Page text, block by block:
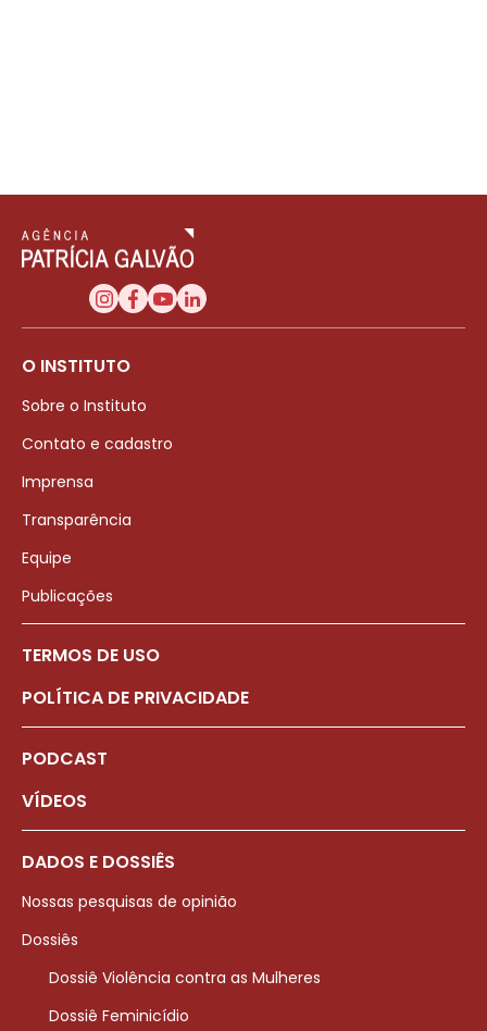
O INSTITUTO
Sobre o Instituto
Contato e cadastro
Imprensa
Transparência
Equipe
Publicações
TERMOS DE USO
POLÍTICA DE PRIVACIDADE
PODCAST
VÍDEOS
DADOS E DOSSIÊS
Nossas pesquisas de opinião
Dossiês
Dossiê Violência contra as Mulheres
Dossiê Feminicídio